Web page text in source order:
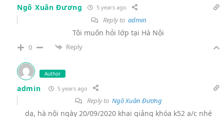
Ngô Xuân Đương 5 years ago
Reply to admin
Tôi muốn hỏi lớp tại Hà Nội
0 Reply
Author
admin 5 years ago
Reply to Ngô Xuân Đương
dạ, hà nội ngày 20/09/2020 khai giảng khóa k52 a/c nhé